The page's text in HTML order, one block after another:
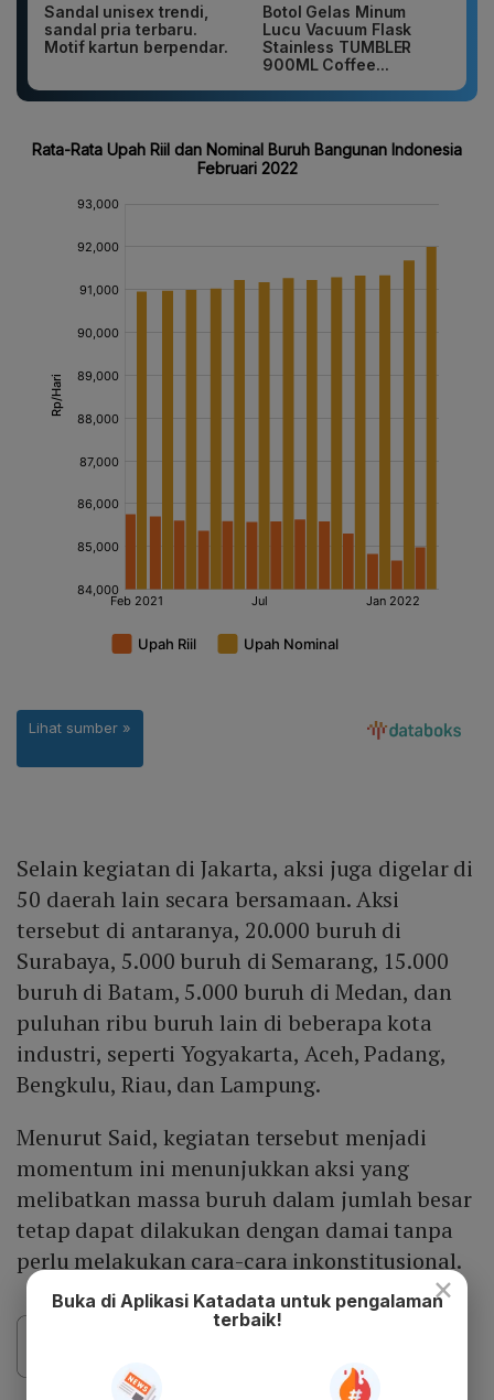
Sandal unisex trendi,
sandal pria terbaru.
Motif kartun berpendar.
Botol Gelas Minum
Lucu Vacuum Flask
Stainless TUMBLER
900ML Coffee...
Selain kegiatan di Jakarta, aksi juga digelar di
50 daerah lain secara bersamaan. Aksi
tersebut di antaranya, 20.000 buruh di
Surabaya, 5.000 buruh di Semarang, 15.000
buruh di Batam, 5.000 buruh di Medan, dan
puluhan ribu buruh lain di beberapa kota
industri, seperti Yogyakarta, Aceh, Padang,
Bengkulu, Riau, dan Lampung.
Menurut Said, kegiatan tersebut menjadi
momentum ini menunjukkan aksi yang
melibatkan massa buruh dalam jumlah besar
tetap dapat dilakukan dengan damai tanpa
perlu melakukan cara-cara inkonstitusional.
×
Buka di Aplikasi Katadata untuk pengalaman
terbaik!